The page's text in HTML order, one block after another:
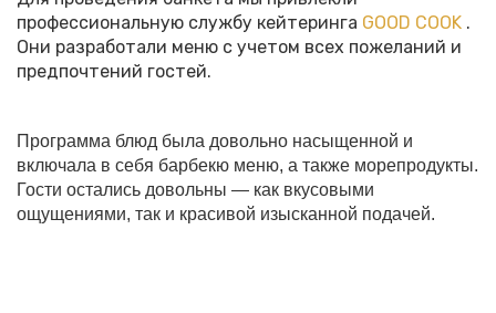
профессиональную службу кейтеринга GOOD COOK .
Они разработали меню с учетом всех пожеланий и
предпочтений гостей.
Программа блюд была довольно насыщенной и
включала в себя барбекю меню, а также морепродукты.
Гости остались довольны — как вкусовыми
ощущениями, так и красивой изысканной подачей.